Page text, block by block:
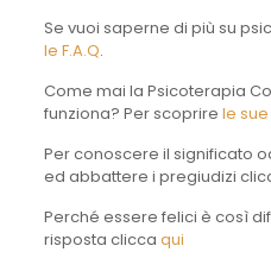
Se vuoi saperne di più su
le F.A.Q.
Come mai la Psicoterapia
funziona? Per scoprire le
Per conoscere il significato
ed abbattere i pregiudizi
Perché essere felici è così
risposta clicca qui